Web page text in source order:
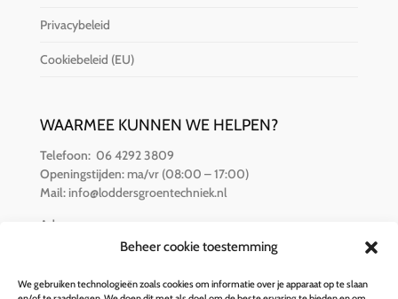
Beheer cookie toestemming
We gebruiken technologieën zoals cookies om informatie over je apparaat op te slaan
Privacybeleid
Cookiebeleid (EU)
WAARMEE KUNNEN WE HELPEN?
Telefoon: 06 4292 3809
Openingstijden:ma/vr (08:00 – 17:00)
Mail: info@loddersgroentechniek.nl
Adres:
Van der Hamlaan 16